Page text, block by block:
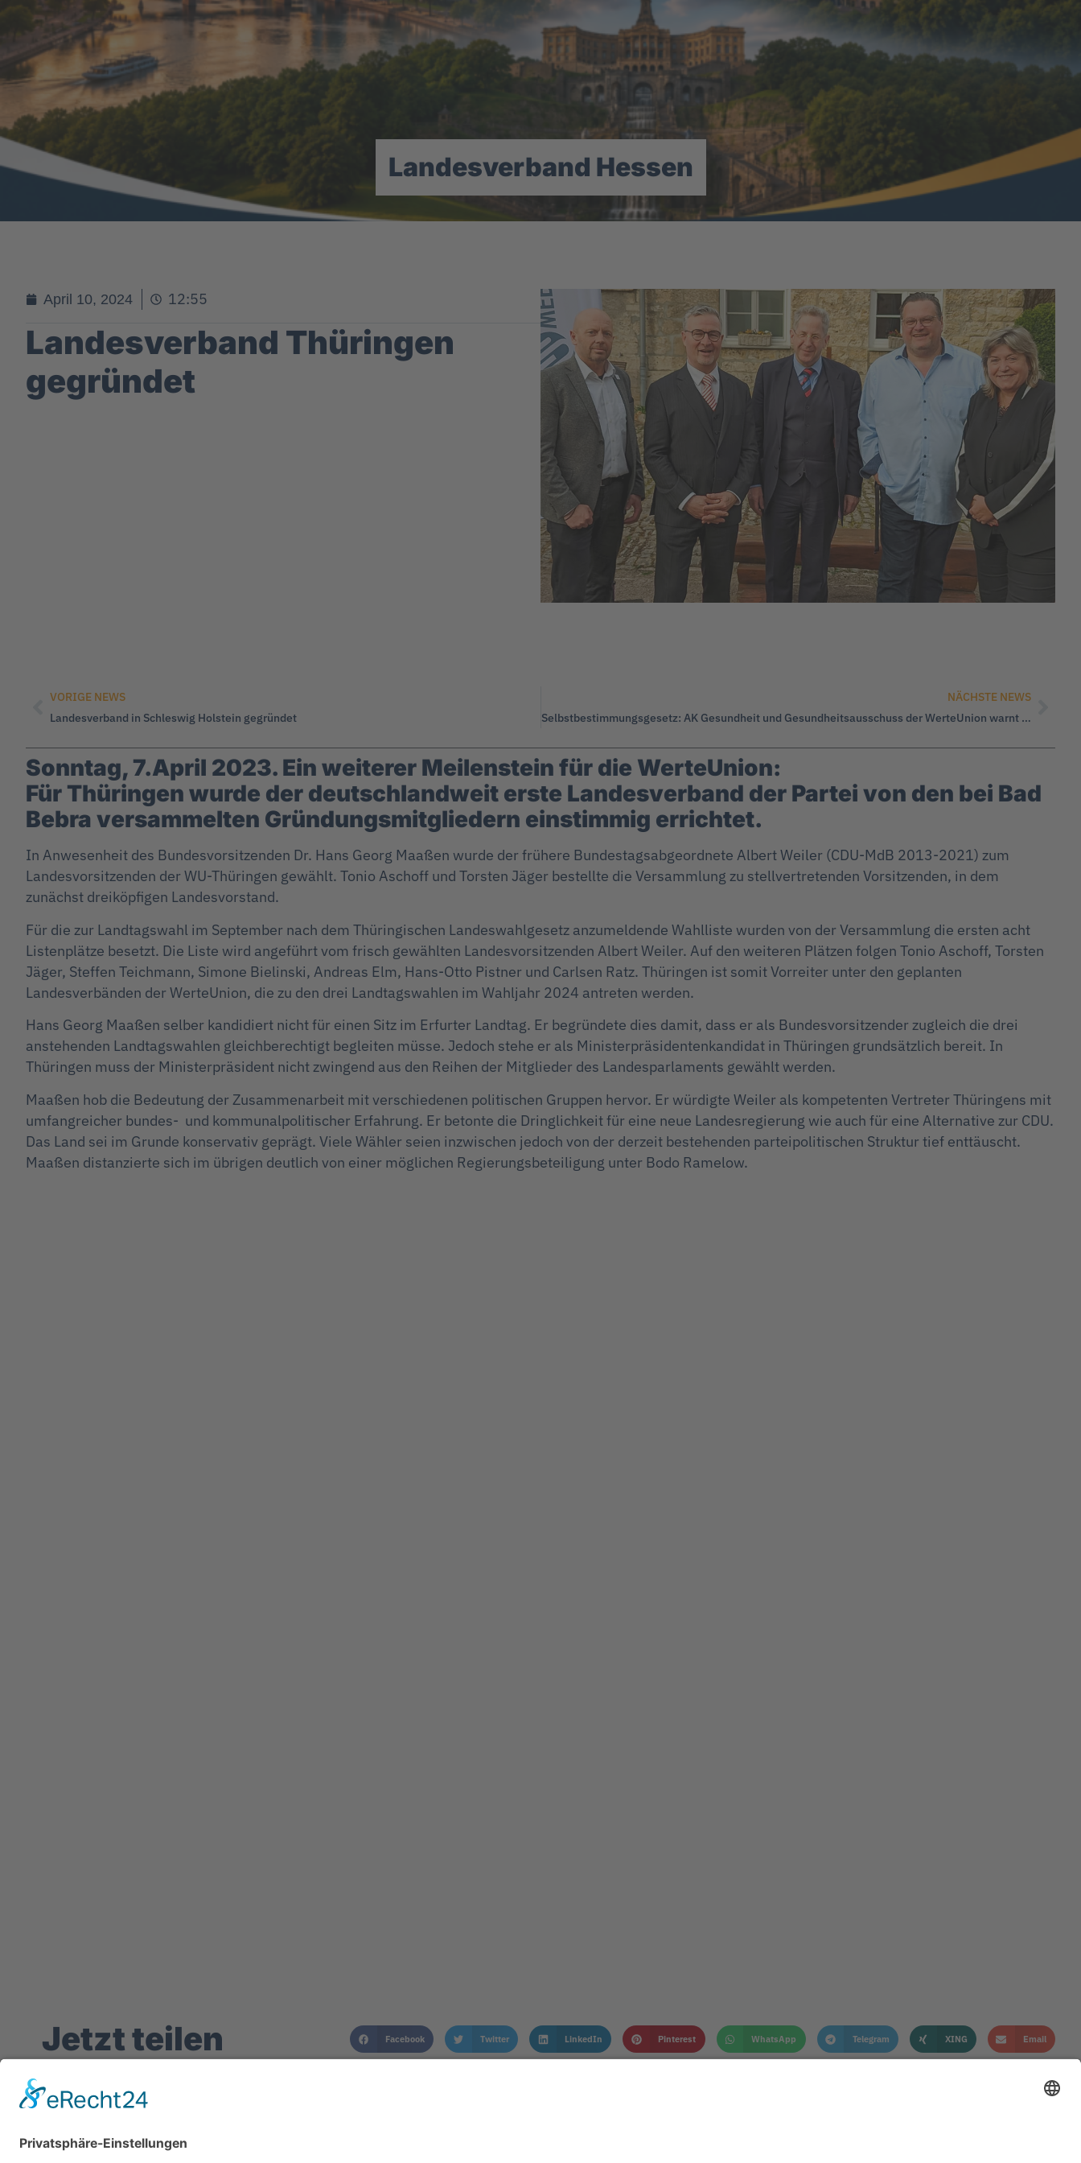
Landesverband Hessen
April 10, 2024 12:55
Landesverband Thüringen
gegründet
VORIGE NEWS
Landesverband in Schleswig Holstein gegründet
NÄCHSTE NEWS
Selbstbestimmungsgesetz: AK Gesundheit und Gesundheitsausschuss der WerteUnion warnt vor weitreichenden Folgen
Sonntag, 7.April 2023. Ein weiterer Meilenstein für die WerteUnion:
Für Thüringen wurde der deutschlandweit erste Landesverband der Partei von den bei Bad
Bebra versammelten Gründungsmitgliedern einstimmig errichtet.
In Anwesenheit des Bundesvorsitzenden Dr. Hans Georg Maaßen wurde der frühere Bundestagsabgeordnete Albert Weiler (CDU-MdB 2013-2021) zum
Landesvorsitzenden der WU-Thüringen gewählt. Tonio Aschoff und Torsten Jäger bestellte die Versammlung zu stellvertretenden Vorsitzenden, in dem
zunächst dreiköpfigen Landesvorstand.
Für die zur Landtagswahl im September nach dem Thüringischen Landeswahlgesetz anzumeldende Wahlliste wurden von der Versammlung die ersten acht
Listenplätze besetzt. Die Liste wird angeführt vom frisch gewählten Landesvorsitzenden Albert Weiler. Auf den weiteren Plätzen folgen Tonio Aschoff, Torsten
Jäger, Steffen Teichmann, Simone Bielinski, Andreas Elm, Hans-Otto Pistner und Carlsen Ratz. Thüringen ist somit Vorreiter unter den geplanten
Landesverbänden der WerteUnion, die zu den drei Landtagswahlen im Wahljahr 2024 antreten werden.
Hans Georg Maaßen selber kandidiert nicht für einen Sitz im Erfurter Landtag. Er begründete dies damit, dass er als Bundesvorsitzender zugleich die drei
anstehenden Landtagswahlen gleichberechtigt begleiten müsse. Jedoch stehe er als Ministerpräsidentenkandidat in Thüringen grundsätzlich bereit. In
Thüringen muss der Ministerpräsident nicht zwingend aus den Reihen der Mitglieder des Landesparlaments gewählt werden.
Maaßen hob die Bedeutung der Zusammenarbeit mit verschiedenen politischen Gruppen hervor. Er würdigte Weiler als kompetenten Vertreter Thüringens mit
umfangreicher bundes- und kommunalpolitischer Erfahrung. Er betonte die Dringlichkeit für eine neue Landesregierung wie auch für eine Alternative zur CDU.
Das Land sei im Grunde konservativ geprägt. Viele Wähler seien inzwischen jedoch von der derzeit bestehenden parteipolitischen Struktur tief enttäuscht.
Maaßen distanzierte sich im übrigen deutlich von einer möglichen Regierungsbeteiligung unter Bodo Ramelow.
Jetzt teilen Facebook Twitter LinkedIn Pinterest WhatsApp Telegram XING Email